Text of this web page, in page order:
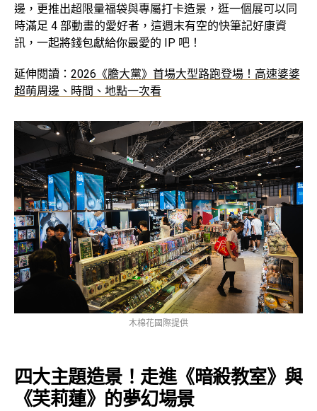
邊，更推出超限量福袋與專屬打卡造景，逛一個展可以同
時滿足 4 部動畫的愛好者，這週末有空的快筆記好康資
訊，一起將錢包獻給你最愛的 IP 吧！
延伸閱讀： 2026《膽大黨》首場大型路跑登場！高速婆婆
超萌周邊、時間、地點一次看
木棉花國際提供
四大主題造景！走進《暗殺教室》與
《芙莉蓮》的夢幻場景